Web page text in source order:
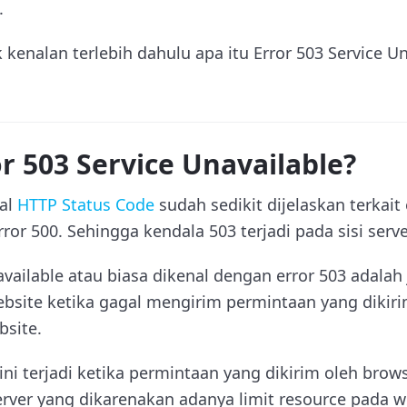
terlebih dahulu apa itu Error 503 Service
503 Service Unavailable?
HTTP Status Code sudah sedikit dijelaskan terkait
500. Sehingga kendala 503 terjadi pada sisi
atau biasa dikenal dengan error 503
ketika gagal mengirim permintaan yang
terjadi ketika permintaan yang dikirim oleh
yang dikarenakan adanya limit resource pada